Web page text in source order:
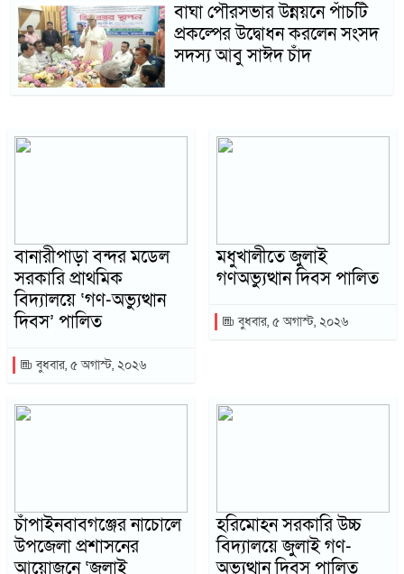
বাঘা পৌরসভার উন্নয়নে পাঁচটি
প্রকল্পের উদ্বোধন করলেন সংসদ
সদস্য আবু সাঈদ চাঁদ
বানারীপাড়া বন্দর মডেল
সরকারি প্রাথমিক
বিদ্যালয়ে ‘গণ-অভ্যুত্থান
দিবস’ পালিত
বুধবার, ৫ অগাস্ট, ২০২৬
মধুখালীতে জুলাই
গণঅভ্যুত্থান দিবস পালিত
বুধবার, ৫ অগাস্ট, ২০২৬
চাঁপাইনবাবগঞ্জের নাচোলে
উপজেলা প্রশাসনের
আয়োজনে ‘জুলাই
হরিমোহন সরকারি উচ্চ
বিদ্যালয়ে জুলাই গণ-
অভ্যুত্থান দিবস পালিত